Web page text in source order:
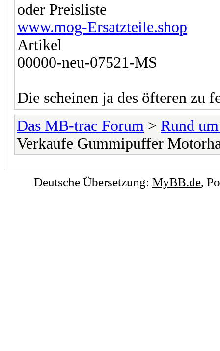
oder Preisliste
www.mog-Ersatzteile.shop
Artikel
00000-neu-07521-MS
Die scheinen ja des öfteren zu
Das MB-trac Forum > Rund
Verkaufe Gummipuffer
Deutsche Übersetzung: MyBB.de,